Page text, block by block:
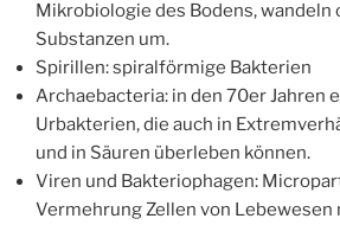
Mikrobiologie des Bodens, wandeln
Substanzen um.
Spirillen: spiralförmige Bakterien
Archaebacteria: in den 70er Jahren
Urbakterien, die auch in
und in Säuren überleben können.
Viren und Bakteriophagen:
Vermehrung Zellen von Lebewesen